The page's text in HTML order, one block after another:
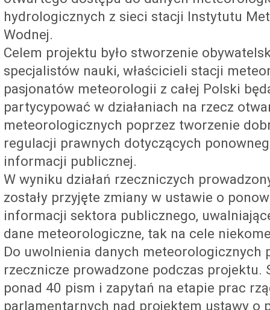
hydrologicznych z sieci stacji Instytutu
Wodnej.
Celem projektu było stworzenie
specjalistów nauki, właścicieli stacji
pasjonatów meteorologii z całej Polski
partycypować w działaniach na rzecz
meteorologicznych poprzez tworzenie
regulacji prawnych dotyczących
informacji publicznej.
W wyniku działań rzeczniczych
zostały przyjęte zmiany w ustawie o
informacji sektora publicznego,
dane meteorologiczne, tak na cele
Do uwolnienia danych meteorologicznych
rzecznicze prowadzone podczas projektu.
ponad 40 pism i zapytań na etapie prac
parlamentarnych nad projektem ustawy o